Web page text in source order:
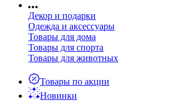
Декор и подарки
Одежда и аксессуары
Товары для дома
Товары для спорта
Товары для животных
Товары по акции
Новинки